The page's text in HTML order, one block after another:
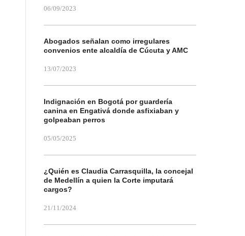
06/09/2023
Abogados señalan como irregulares
convenios ente alcaldía de Cúcuta y AMC
13/07/2023
Indignación en Bogotá por guardería
canina en Engativá donde asfixiaban y
golpeaban perros
05/05/2025
¿Quién es Claudia Carrasquilla, la concejal
de Medellín a quien la Corte imputará
cargos?
21/11/2024